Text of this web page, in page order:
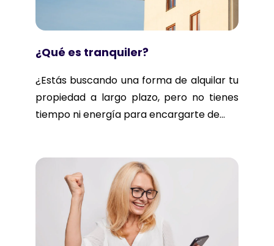
¿Qué es tranquiler?
¿Estás buscando una forma de alquilar tu
propiedad a largo plazo, pero no tienes
tiempo ni energía para encargarte de...